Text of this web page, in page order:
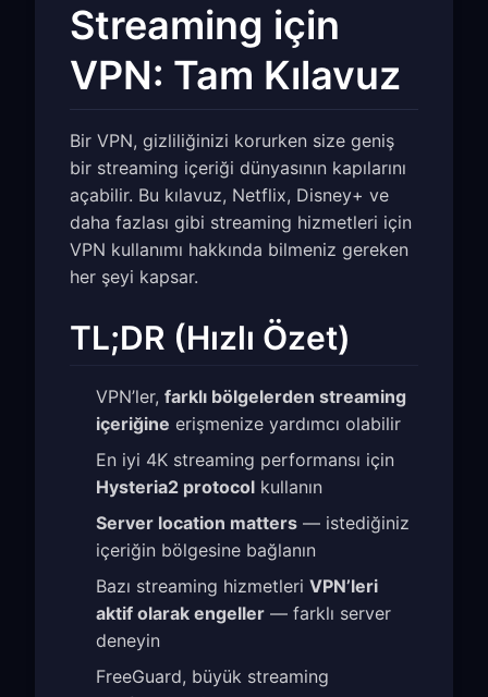
Streaming için
VPN: Tam Kılavuz
Bir VPN, gizliliğinizi korurken size geniş
bir streaming içeriği dünyasının kapılarını
açabilir. Bu kılavuz, Netflix, Disney+ ve
daha fazlası gibi streaming hizmetleri için
VPN kullanımı hakkında bilmeniz gereken
her şeyi kapsar.
TL;DR (Hızlı Özet)
VPN’ler, farklı bölgelerden streaming
içeriğine erişmenize yardımcı olabilir
En iyi 4K streaming performansı için
Hysteria2 protocol kullanın
Server location matters — istediğiniz
içeriğin bölgesine bağlanın
Bazı streaming hizmetleri VPN’leri
aktif olarak engeller — farklı server
deneyin
FreeGuard, büyük streaming